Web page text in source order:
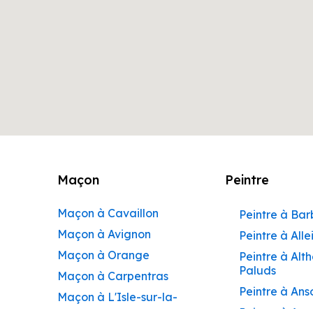
Maçon
Maçon à Cavaillon
Maçon à Avignon
Maçon à Orange
Maçon à Carpentras
Maçon à L'Isle-sur-la-
Peintre
Peintre à
Peintre à
Peintre à
Paluds
Peintre à